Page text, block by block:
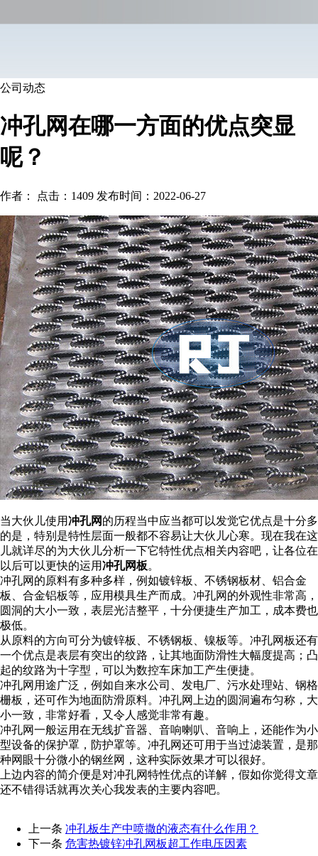
公司动态
冲孔网在哪一方面的优点突显
呢？
作者： 点击：1409 发布时间：2022-06-27
当大伙儿使用冲孔网的历程当中应当都可以发觉它优点是十分多
的是，特别是特性层面一般都不容易让大伙儿心寒。现在我在这
儿就详尽的为大伙儿分析一下它特性优点相关内容吧，让各位在
以后可以更快的运用冲孔网板。
冲孔网的原料有多种多样，例如镀锌板、不锈钢板材、铝合金
板、合金铝板等，应用模具生产而成。冲孔网的外观性非常高，
圆洞的大小一致，表层光洁整平，十分便捷生产加工，成本费也
极低。
从原料的方向可分为镀锌板、不锈钢板、镍板等。冲孔网板还有
一个优点是表层有突出的纹路，让其地面防滑性大幅度提高；凸
起的纹路为十字型，可以为数控车床加工产生便捷。
冲孔网用途广泛，例如自来水公司、发电厂、污水处理站、钢格
栅板，还可作为地面防滑原料。冲孔网上边的圆洞遍布匀称，大
小一致，非常好看，又令人感觉非常有趣。
冲孔网一般运用在无线扩音器、音响喇叭、音响上，还能作为小
型设备的保护罩，防护罩等。冲孔网还可用于当过滤装置，是那
种网眼十分微小的钢丝网，这种实际效果才可以很好。
上边内容的简介便是对冲孔网特性优点的详解，假如你觉得文章
还不错得话就再次关心我发表的主要内容吧。
上一条 冲孔板生产中喷撒的液态有什么作用？
下一条 危害热镀锌冲孔网板超工作电压因素